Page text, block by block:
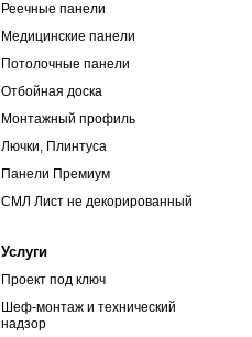
Реечные панели
Медицинские панели
Потолочные панели
Отбойная доска
Монтажный профиль
Лючки, Плинтуса
Панели Премиум
СМЛ Лист не декорированный
Услуги
Проект под ключ
Шеф-монтаж и технический
надзор